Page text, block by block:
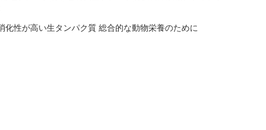
化性が高い生タンパク質 総合的な動物栄養のために